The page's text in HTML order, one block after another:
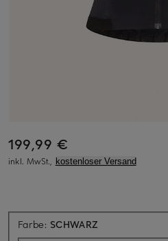
199,99 €
inkl. MwSt., kostenloser Versand
Farbe: SCHWARZ